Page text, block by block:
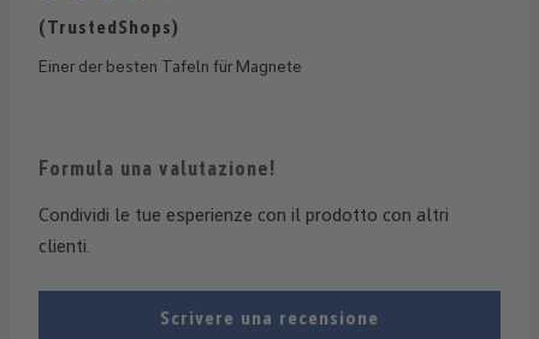
Formula una valutazione!
Condividi le tue esperienze con il prodotto con altri
clienti.
Scrivere una recensione
Recensione con valutazione di 4 su 5 stelle
(TrustedShops)
Einer der besten Tafeln für Magnete